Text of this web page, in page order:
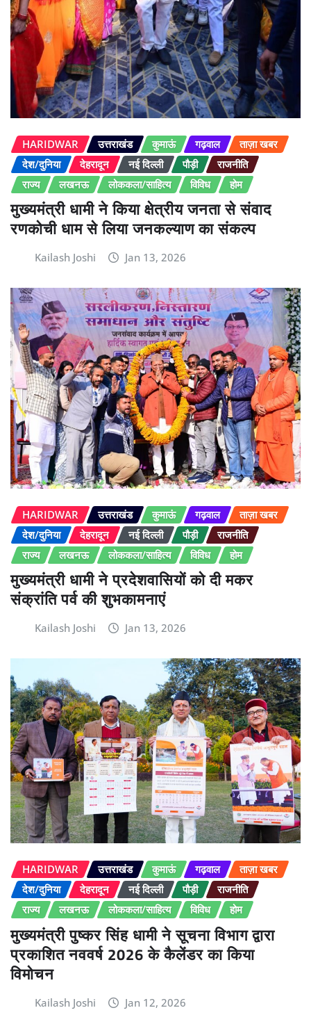
HARIDWAR उत्तराखंड कुमाऊं गढ़वाल
ताज़ा खबर
देश/दुनिया
देहरादून नई दिल्ली पौड़ी
राजनीति
राज्य
लखनऊ लोककला/साहित्य विविध होम
मुख्यमंत्री धामी ने किया क्षेत्रीय जनता से संवाद
रणकोची धाम से लिया जनकल्याण का संकल्प
Kailash Joshi Jan 13, 2026
HARIDWAR उत्तराखंड कुमाऊं गढ़वाल
ताज़ा खबर
देश/दुनिया
देहरादून नई दिल्ली पौड़ी
राजनीति
राज्य
लखनऊ लोककला/साहित्य विविध होम
मुख्यमंत्री धामी ने प्रदेशवासियों को दी मकर
संक्रांति पर्व की शुभकामनाएं
Kailash Joshi Jan 13, 2026
HARIDWAR उत्तराखंड कुमाऊं गढ़वाल
ताज़ा खबर
देश/दुनिया
देहरादून नई दिल्ली पौड़ी
राजनीति
राज्य
लखनऊ लोककला/साहित्य विविध होम
मुख्यमंत्री पुष्कर सिंह धामी ने सूचना विभाग द्वारा
प्रकाशित नववर्ष 2026 के कैलेंडर का किया
विमोचन
Kailash Joshi Jan 12, 2026